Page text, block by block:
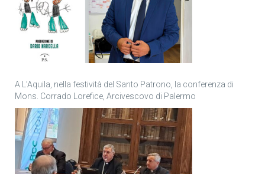
A L’Aquila, nella festività del Santo Patrono, la conferenza di
Mons. Corrado Lorefice, Arcivescovo di Palermo